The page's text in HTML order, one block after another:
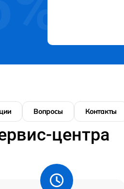
Вопросы Контакты
центра